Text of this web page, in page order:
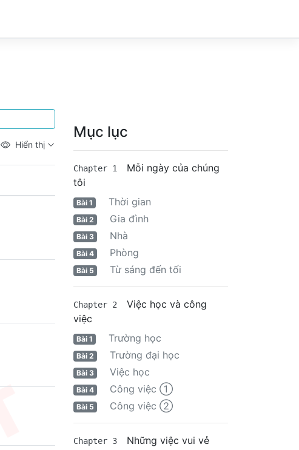
Hiển thị
Mục lục
Chapter 1
Mỗi ngày của chúng
tôi
Bài 1 Thời gian
Bài 2 Gia đình
Bài 3 Nhà
Bài 4 Phòng
Bài 5 Từ sáng đến tối
Chapter 2
Việc học và công
việc
Bài 1 Trường học
Bài 2 Trường đại học
Bài 3 Việc học
Bài 4 Công việc ①
Bài 5 Công việc ②
Chapter 3 Những việc vui vẻ